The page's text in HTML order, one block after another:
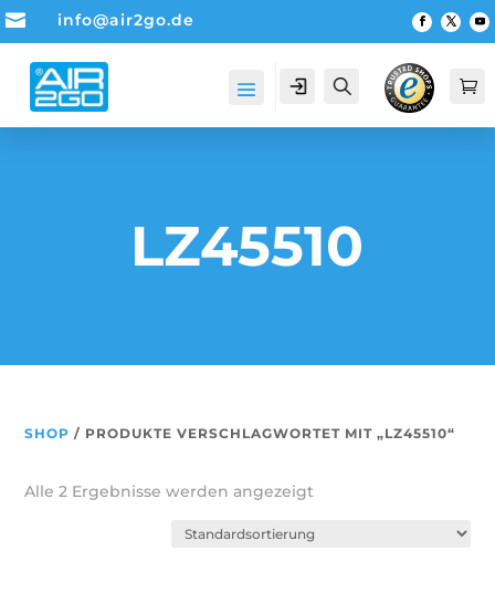
 info@air2go.de
Account Suche 
LZ45510
SHOP / PRODUKTE VERSCHLAGWORTET MIT „LZ45510“
Alle 2 Ergebnisse werden angezeigt